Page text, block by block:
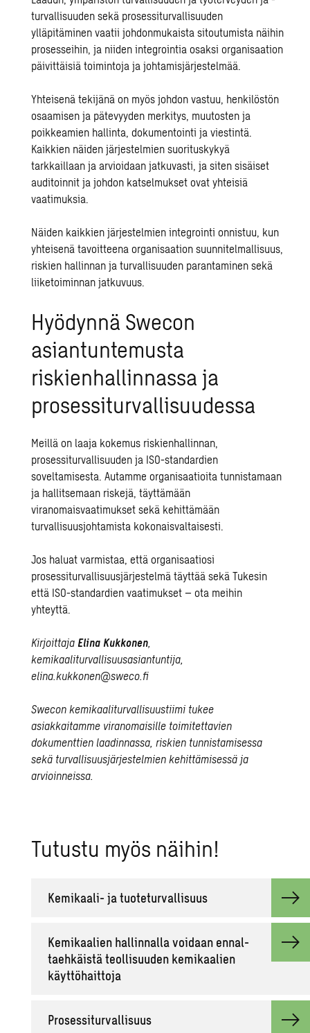
turvallisuuden sekä prosessiturvallisuuden
ylläpitäminen vaatii johdonmukaista sitoutumista näihin
prosesseihin, ja niiden integrointia osaksi organisaation
päivittäisiä toimintoja ja johtamisjärjestelmää.
Yhteisenä tekijänä on myös johdon vastuu, henkilöstön
osaamisen ja pätevyyden merkitys, muutosten ja
poikkeamien hallinta, dokumentointi ja viestintä.
Kaikkien näiden järjestelmien suorituskykyä
tarkkaillaan ja arvioidaan jatkuvasti, ja siten sisäiset
auditoinnit ja johdon katselmukset ovat yhteisiä
vaatimuksia.
Näiden kaikkien järjestelmien integrointi onnistuu, kun
yhteisenä tavoitteena organisaation suunnitelmallisuus,
riskien hallinnan ja turvallisuuden parantaminen sekä
liiketoiminnan jatkuvuus.
Hyödynnä Swecon
asiantuntemusta
riskienhallinnassa ja
prosessiturvallisuudessa
Meillä on laaja kokemus riskienhallinnan,
prosessiturvallisuuden ja ISO-standardien
soveltamisesta. Autamme organisaatioita tunnistamaan
ja hallitsemaan riskejä, täyttämään
viranomaisvaatimukset sekä kehittämään
turvallisuusjohtamista kokonaisvaltaisesti.
Jos haluat varmistaa, että organisaatiosi
prosessiturvallisuusjärjestelmä täyttää sekä Tukesin
että ISO-standardien vaatimukset – ota meihin
yhteyttä.
Kirjoittaja Elina Kukkonen,
kemikaaliturvallisuusasiantuntija,
elina.kukkonen@sweco.fi
Swecon kemikaaliturvallisuustiimi tukee
asiakkaitamme viranomaisille toimitettavien
dokumenttien laadinnassa, riskien tunnistamisessa
sekä turvallisuusjärjestelmien kehittämisessä ja
arvioinneissa.
Tu­tus­tu myös näi­hin!
Ke­mi­kaa­li- ja tuo­te­tur­val­li­suus
Ke­mi­kaa­lien hal­lin­nal­la voi­daan en­nal­
taeh­käis­tä teol­li­suu­den ke­mi­kaa­lien
käyt­tö­hait­to­ja
Pro­ses­si­tur­val­li­suus